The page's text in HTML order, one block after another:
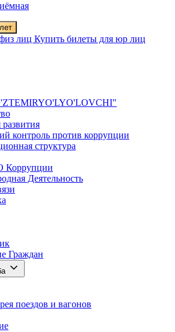
лиц Купить билеты для юр лиц
развития
контроль против коррупции
структура
Коррупции
Деятельность
Граждан
поездов и вагонов